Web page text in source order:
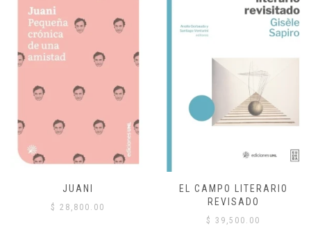
JUANI
$ 28,800.00
EL CAMPO LITERARIO
REVISADO
$ 39,500.00